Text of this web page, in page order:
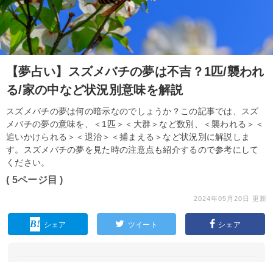
【夢占い】スズメバチの夢は不吉？1匹/襲われ
る/家の中など状況別意味を解説
スズメバチの夢は何の暗示なのでしょうか？この記事では、スズ
メバチの夢の意味を、＜1匹＞＜大群＞など数別、＜襲われる＞＜
追いかけられる＞＜退治＞＜捕まえる＞など状況別に解説しま
す。スズメバチの夢を見た時の注意点も紹介するので参考にして
ください。
( 5ページ目 )
2024年05月20日 更新
シェア ツイート シェア